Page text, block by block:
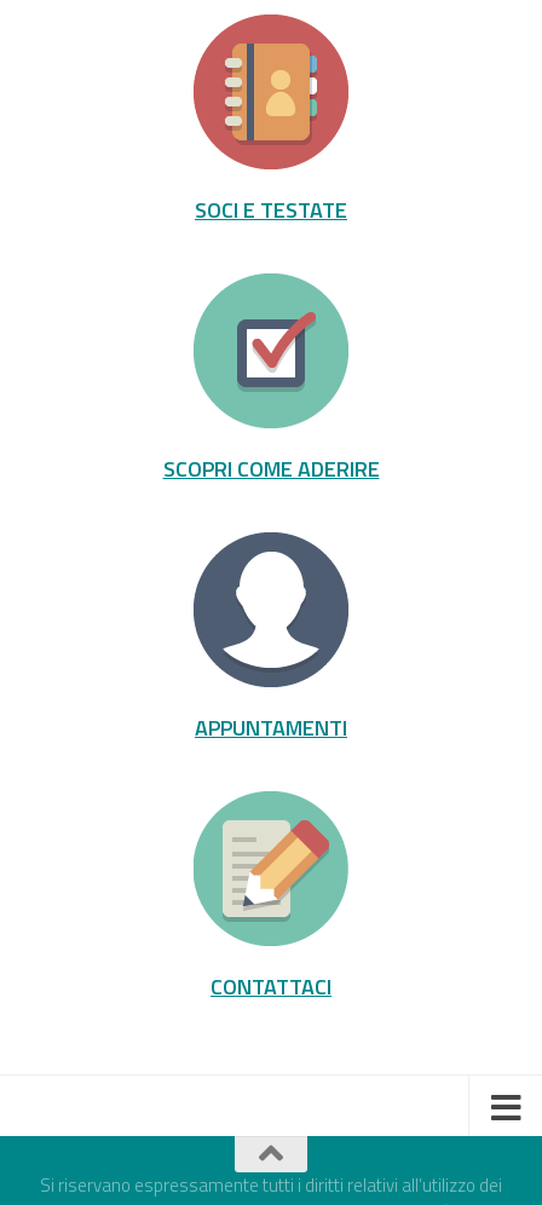
SOCI E TESTATE
SCOPRI COME ADERIRE
APPUNTAMENTI
CONTATTACI
Si riservano espressamente tutti i diritti relativi all’utilizzo dei